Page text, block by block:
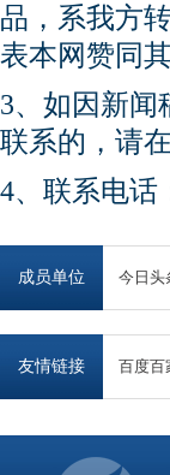
品，系我方
表本网赞同
3、如因新闻
联系的，请
4、联系电话
成员单位 今日头
友情链接 百度百